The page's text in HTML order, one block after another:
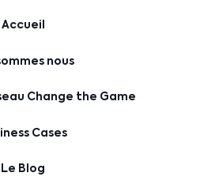
Accueil
nous
Change the Game
Cases
Le Blog